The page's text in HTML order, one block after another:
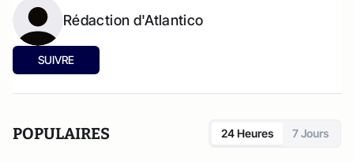
Rédaction d'Atlantico
SUIVRE
POPULAIRES 24 Heures 7 Jours